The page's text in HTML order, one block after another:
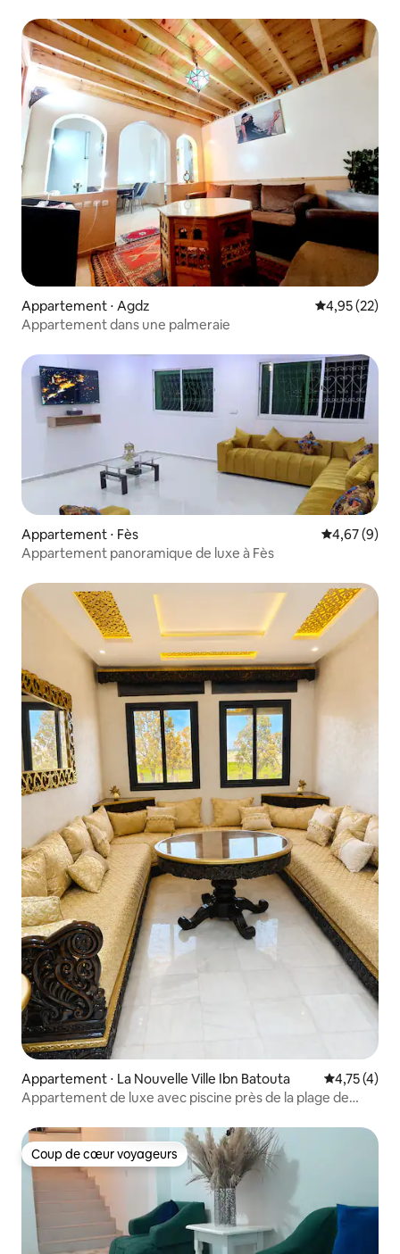
Appartement ⋅ Agdz Évaluation
4,95 (22)
Appartement dans une palmeraie
Appartement ⋅ Fès Évaluation
4,67 (9)
Appartement panoramique de luxe à Fès
Appartement ⋅ La Nouvelle Ville Ibn Batouta Évaluation
4,75 (4)
Appartement de luxe avec piscine près de la plage de
Coup de cœur voyageurs
Coup de cœur voyageurs